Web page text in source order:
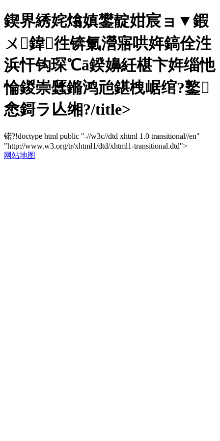
鍥界綉姹熻嫃鐢靛姏宸ョ▼鍜
ㄨ鍏徃锛氭瀯寤哄姩鎬佺泩
浜忓钩琛℃ā鍨嬶紝椹卞姩缁忚
惀鍐崇瓥鏅鸿兘鍖栧崌绾?鐜
悆鎶ラ亾缃?/title>
锘?!doctype html public "-//w3c//dtd xhtml 1.0 transitional//en"
"http://www.w3.org/tr/xhtml1/dtd/xhtml1-transitional.dtd">
网站地图